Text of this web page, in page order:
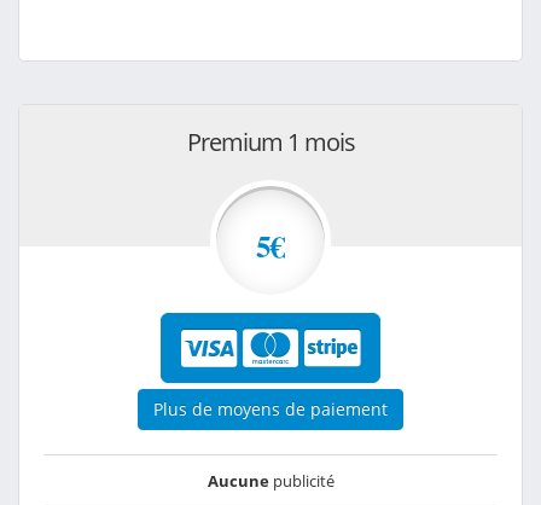
Premium 1 mois
5€
Plus de moyens de paiement
Aucunepublicité